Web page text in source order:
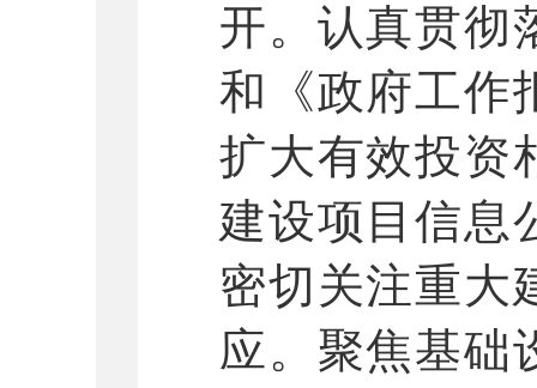
开。 认真贯彻
和《政府工作
扩大有效投资
建设项目信息
密切关注重大
应。聚焦基础